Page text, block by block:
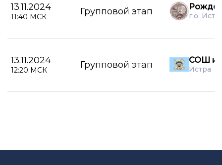
13.11.2024
11:40 МСК Групповой этап г.о.
13.11.2024
12:20 МСК Групповой этап СОШ
Истра